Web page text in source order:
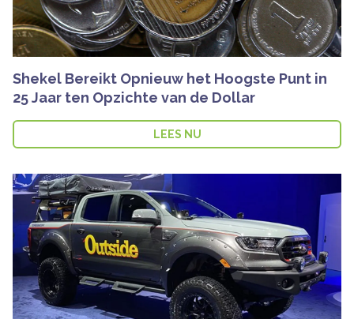
Shekel Bereikt Opnieuw het Hoogste Punt in
25 Jaar ten Opzichte van de Dollar
LEES NU